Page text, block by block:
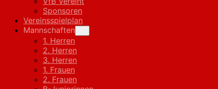
Sponsoren
Vereinsspielplan
Mannschaften
Child
1. Herren
2. Herren
3. Herren
1. Frauen
2. Frauen